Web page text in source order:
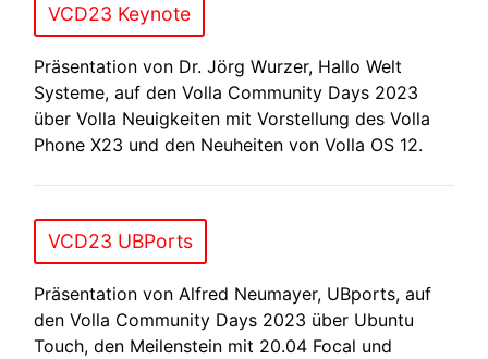
VCD23 Keynote
Präsentation von Dr. Jörg Wurzer, Hallo Welt
Systeme, auf den Volla Community Days 2023
über Volla Neuigkeiten mit Vorstellung des Volla
Phone X23 und den Neuheiten von Volla OS 12.
VCD23 UBPorts
Präsentation von Alfred Neumayer, UBports, auf
den Volla Community Days 2023 über Ubuntu
Touch, den Meilenstein mit 20.04 Focal und